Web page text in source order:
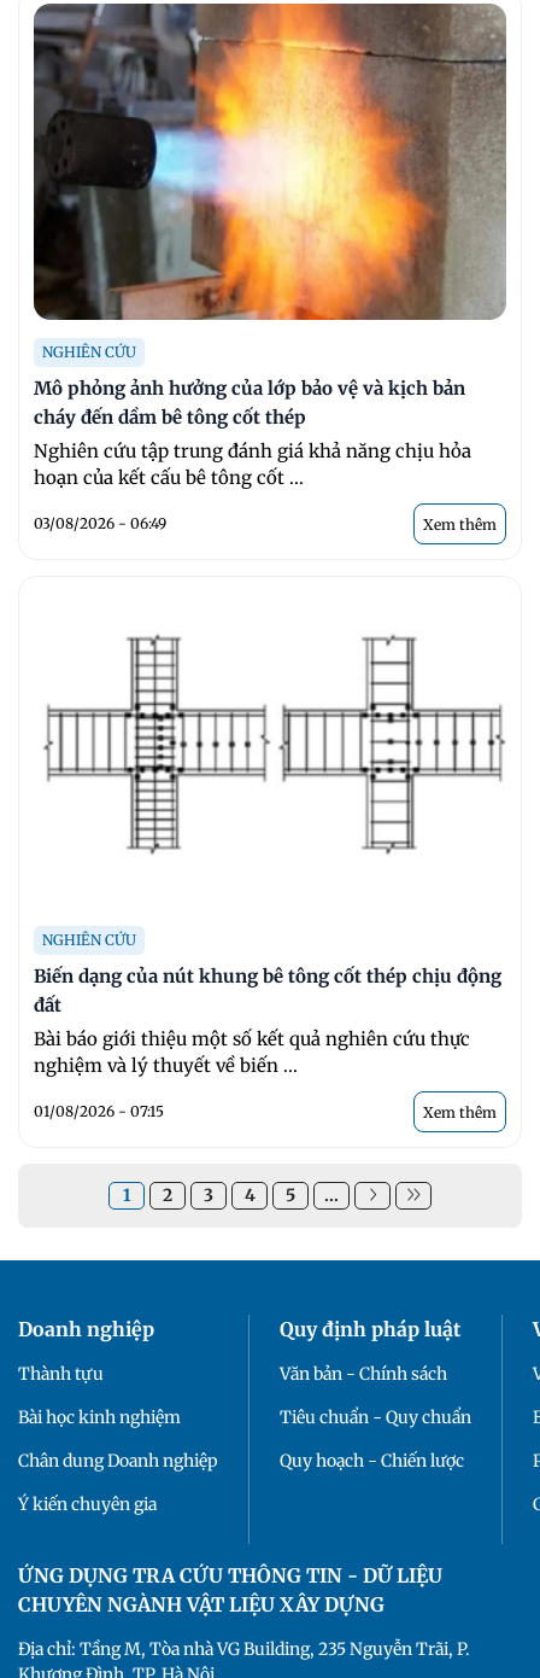
NGHIÊN CỨU
Mô phỏng ảnh hưởng của lớp bảo vệ và kịch bản
cháy đến dầm bê tông cốt thép
Nghiên cứu tập trung đánh giá khả năng chịu hỏa
hoạn của kết cấu bê tông cốt ...
03/08/2026 - 06:49 Xem thêm
NGHIÊN CỨU
Biến dạng của nút khung bê tông cốt thép chịu động
đất
Bài báo giới thiệu một số kết quả nghiên cứu thực
nghiệm và lý thuyết về biến ...
01/08/2026 - 07:15 Xem thêm
1 2 3 4 5 ...
Doanh nghiệp
Thành tựu
Bài học kinh nghiệm
Chân dung Doanh nghiệp
Ý kiến chuyên gia
Quy định pháp luật
Văn bản - Chính sách
Tiêu chuẩn - Quy chuẩn
Quy hoạch - Chiến lược
ỨNG DỤNG TRA CỨU THÔNG TIN - DỮ LIỆU
CHUYÊN NGÀNH VẬT LIỆU XÂY DỰNG
Địa chỉ: Tầng M, Tòa nhà VG Building, 235 Nguyễn Trãi, P.